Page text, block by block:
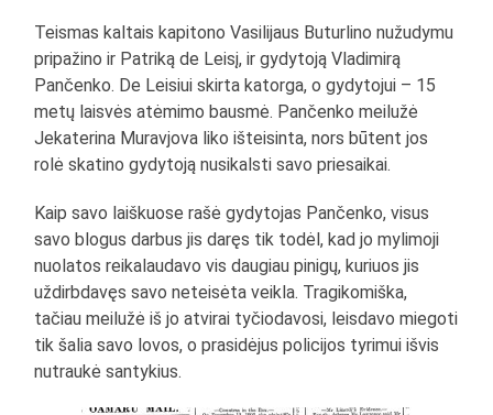
Teismas kaltais kapitono Vasilijaus Buturlino nužudymu
pripažino ir Patriką de Leisį, ir gydytoją Vladimirą
Pančenko. De Leisiui skirta katorga, o gydytojui – 15
metų laisvės atėmimo bausmė. Pančenko meilužė
Jekaterina Muravjova liko išteisinta, nors būtent jos
rolė skatino gydytoją nusikalsti savo priesaikai.
Kaip savo laiškuose rašė gydytojas Pančenko, visus
savo blogus darbus jis daręs tik todėl, kad jo mylimoji
nuolatos reikalaudavo vis daugiau pinigų, kuriuos jis
uždirbdavęs savo neteisėta veikla. Tragikomiška,
tačiau meilužė iš jo atvirai tyčiodavosi, leisdavo miegoti
tik šalia savo lovos, o prasidėjus policijos tyrimui išvis
nutraukė santykius.